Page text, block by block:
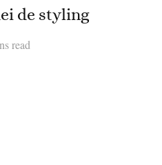
de styling
read